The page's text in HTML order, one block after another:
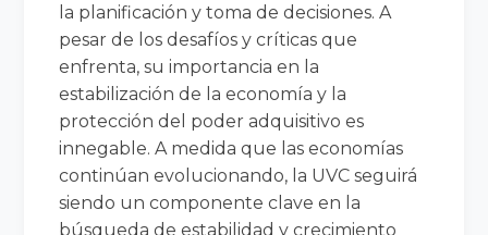
la planificación y toma de decisiones. A
pesar de los desafíos y críticas que
enfrenta, su importancia en la
estabilización de la economía y la
protección del poder adquisitivo es
innegable. A medida que las economías
continúan evolucionando, la UVC seguirá
siendo un componente clave en la
búsqueda de estabilidad y crecimiento